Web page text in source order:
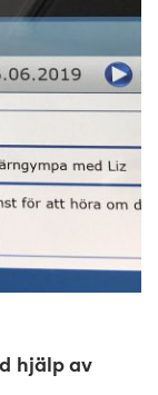
hjälp av